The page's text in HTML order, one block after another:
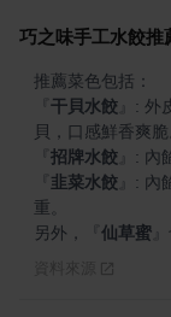
巧之味手工水餃推
干貝水餃
: 外
招牌水餃
韭菜水餃
: 內
重。
另外，
仙草蜜